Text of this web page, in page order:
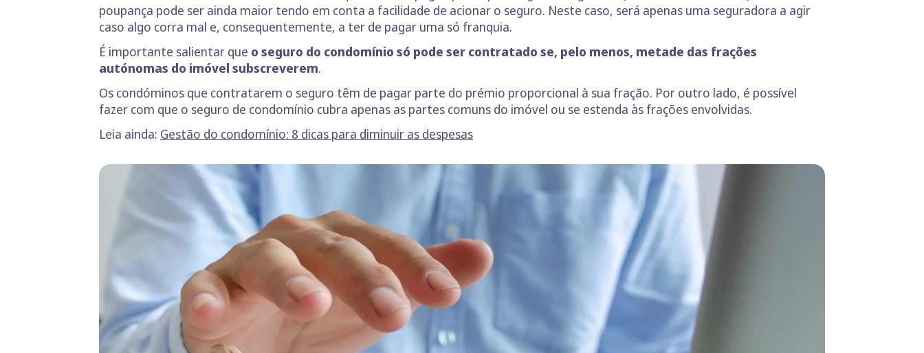
poupança pode ser ainda maior tendo em conta a facilidade de acionar o seguro. Neste caso, será apenas uma seguradora a agir
caso algo corra mal e, consequentemente, a ter de pagar uma só franquia.
É importante salientar que o seguro do condomínio só pode ser contratado se, pelo menos, metade das frações
autónomas do imóvel subscreverem.
Os condóminos que contratarem o seguro têm de pagar parte do prémio proporcional à sua fração. Por outro lado, é possível
fazer com que o seguro de condomínio cubra apenas as partes comuns do imóvel ou se estenda às frações envolvidas.
Leia ainda: Gestão do condomínio: 8 dicas para diminuir as despesas